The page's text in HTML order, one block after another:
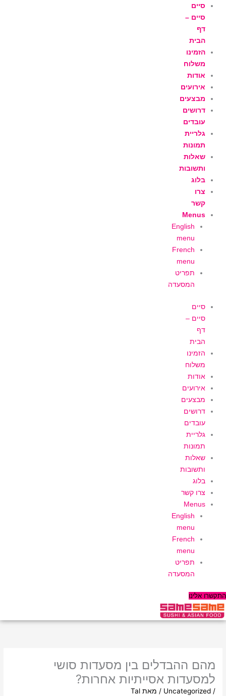
דילוג
סיים
סיים –
דף
הבית
הזמינו
משלוח
אודות
אירועים
מבצעים
דרושים
עובדים
גלריית
תמונות
שאלות
ותשובות
בלוג
צרו
קשר
Menus
English
menu
French
menu
תפריט
המסעדה
סיים
סיים –
דף
הבית
הזמינו
משלוח
אודות
אירועים
מבצעים
דרושים
עובדים
גלריית
תמונות
שאלות
ותשובות
בלוג
צרו קשר
Menus
English
menu
French
menu
תפריט
המסעדה
התקשרו אלינו
מהם ההבדלים בין מסעדות סושי
למסעדות אסייתיות אחרות?
/
Uncategorized / מאתTal